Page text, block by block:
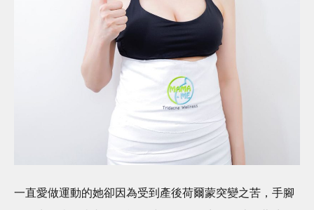
一直愛做運動的她卻因為受到產後荷爾蒙突變之苦，手腳